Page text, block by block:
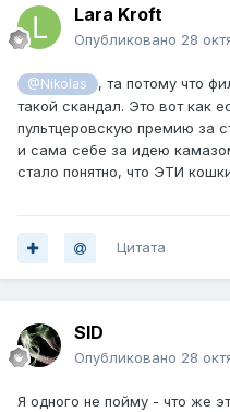
Lara Kroft
Опубликовано 28
@Nikolas
, та потому что
такой скандал. Это вот как
пультцеровскую премию за
и сама себе за идею
стало понятно, что ЭТИ
Цитата
SID
Опубликовано 28
Я одного не пойму - что же